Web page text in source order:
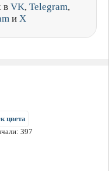
в VK, Telegram,
и X
цвета
397